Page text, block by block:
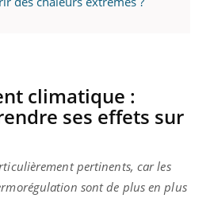
climatique :
ses effets sur
pertinents, car les
sont de plus en plus